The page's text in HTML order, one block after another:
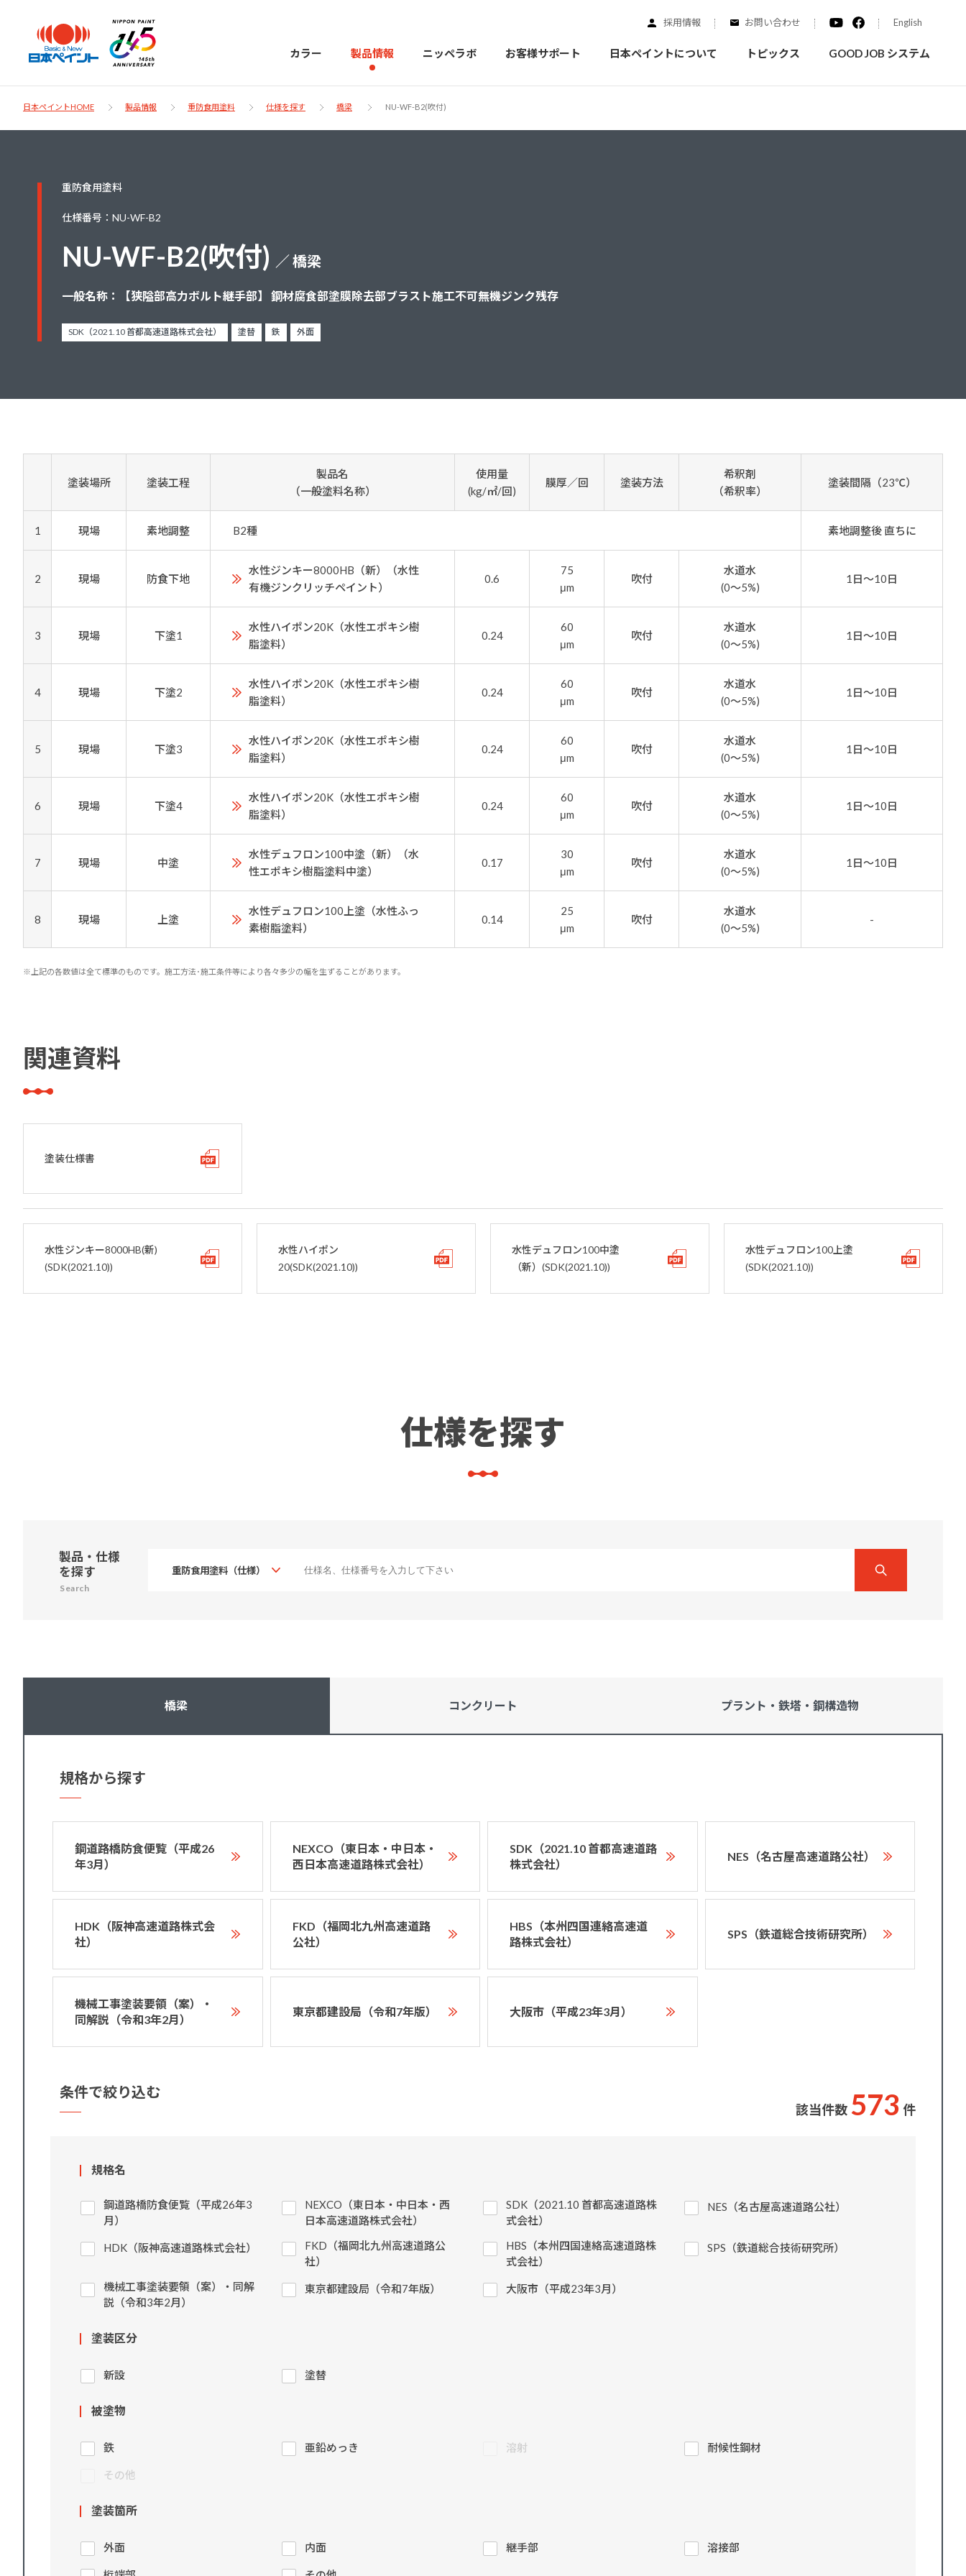
採用情報 お問い合わせ English
カラー 製品情報
製品情報
建築・重防食・自動車補修用の各分野で、
製品特集
プロテクトン
EMO
ダンジオーラシステム
SUSTAINA SYSTEM
グリーンループBMK
ニッペラボ
ニッペラボ
塗装をする時、施工会社へお願いする時に
知っておくべき塗料・塗装の基礎知識をご
用語集
お客様サポート
お客様サポー
ト
お問い合わせにあたっては、まずは「よく
日本ペイントについて
日本ペイント
に
ついて
日本ペイントグループの一員として、建築
塗料の開発・製造および販売を展開。全国
いります。
ご利用にあたって 個人情報の取扱いについて
トピックス GOOD JOB システム
日本ペイントHOME 製品情報 重防食用塗料 仕様を探す 橋梁 NU-WF-B2(吹付)
重防食用塗料
仕様番号：NU-WF-B2
NU-WF-B2(吹付) ／ 橋梁
一般名称：【狭隘部高力ボルト継手部】 鋼材腐食部塗膜除去部ブラスト施工不可無機ジンク残存
SDK（2021.10 首都高速道路株式会社） 塗替 鉄 外面
塗装場所 塗装工程
製品名
（一般塗料名称）
使用量
(kg/㎡/回)
膜厚／回 塗装方法
希釈剤
（希釈率）
塗装間隔（23℃）
1 現場 素地調整 B2種 素地調整後 直ちに
2 現場 防食下地
水性ジンキー8000HB（新）（水性
有機ジンクリッチペイント）
0.6
75
μm
吹付
水道水
(0～5%)
1日～10日
3 現場 下塗1
水性ハイポン20K（水性エポキシ樹
脂塗料）
0.24
60
μm
吹付
水道水
(0～5%)
1日～10日
4 現場 下塗2
水性ハイポン20K（水性エポキシ樹
脂塗料）
0.24
60
μm
吹付
水道水
(0～5%)
1日～10日
5 現場 下塗3
水性ハイポン20K（水性エポキシ樹
脂塗料）
0.24
60
μm
吹付
水道水
(0～5%)
1日～10日
6 現場 下塗4
水性ハイポン20K（水性エポキシ樹
脂塗料）
0.24
60
μm
吹付
水道水
(0～5%)
1日～10日
7 現場 中塗
水性デュフロン100中塗（新）（水
性エポキシ樹脂塗料中塗）
0.17
30
μm
吹付
水道水
(0～5%)
1日～10日
8 現場 上塗
水性デュフロン100上塗（水性ふっ
素樹脂塗料）
0.14
25
μm
吹付
水道水
(0～5%)
-
※上記の各数値は全て標準のものです。施工方法･施工条件等により各々多少の幅を生ずることがあります。
関連資料
塗装仕様書
水性ジンキー8000HB(新)
(SDK(2021.10))
水性ハイポン
20(SDK(2021.10))
水性デュフロン100中塗
（新）(SDK(2021.10))
水性デュフロン100上塗
(SDK(2021.10))
仕様を探す
製品・仕様
を探す
Search
橋梁 コンクリート プラント・鉄塔・ 鋼構造物
規格から探す
鋼道路橋防食便覧（平成26
年3月）
NEXCO（東日本・中日本・
西日本高速道路株式会社）
SDK（2021.10 首都高速道路
株式会社）
NES（名古屋高速道路公社）
HDK（阪神高速道路株式会
社）
FKD（福岡北九州高速道路
公社）
HBS（本州四国連絡高速道
路株式会社）
SPS（鉄道総合技術研究所）
機械工事塗装要領（案）・
同解説（令和3年2月）
東京都建設局（令和7年版） 大阪市（平成23年3月）
条件で絞り込む
該当件数 573 件
規格名
鋼道路橋防食便覧（平成26年3
月）
NEXCO（東日本・中日本・西
日本高速道路株式会社）
SDK（2021.10 首都高速道路株
式会社）
NES（名古屋高速道路公社）
HDK（阪神高速道路株式会社）
FKD（福岡北九州高速道路公
社）
HBS（本州四国連絡高速道路株
式会社）
SPS（鉄道総合技術研究所）
機械工事塗装要領（案）・同解
説（令和3年2月）
東京都建設局（令和7年版） 大阪市（平成23年3月）
塗装区分
新設 塗替
被塗物
鉄 亜鉛めっき 溶射 耐候性鋼材
その他
塗装箇所
外面 内面 継手部 溶接部